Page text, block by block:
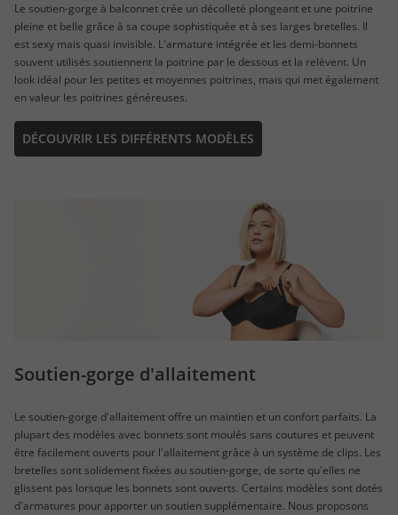
Le soutien-gorge à balconnet crée un décolleté plongeant et une poitrine
pleine et belle grâce à sa coupe sophistiquée et à ses larges bretelles. Il
est sexy mais quasi invisible. L'armature intégrée et les demi-bonnets
souvent utilisés soutiennent la poitrine par le dessous et la relèvent. Un
look idéal pour les petites et moyennes poitrines, mais qui met également
en valeur les poitrines généreuses.
DÉCOUVRIR LES DIFFÉRENTS MODÈLES
Soutien-gorge d'allaitement
Le soutien-gorge d'allaitement offre un maintien et un confort parfaits. La
plupart des modèles avec bonnets sont moulés sans coutures et peuvent
être facilement ouverts pour l'allaitement grâce à un système de clips. Les
bretelles sont solidement fixées au soutien-gorge, de sorte qu'elles ne
glissent pas lorsque les bonnets sont ouverts. Certains modèles sont dotés
d'armatures pour apporter un soutien supplémentaire. Nous proposons